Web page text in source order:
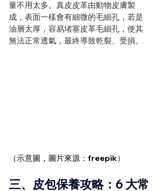
量不用太多。真皮皮革由動物皮膚製
成，表面一樣會有細微的毛細孔，若是
油層太厚，容易堵塞皮革毛細孔，使其
無法正常透氣，最終導致乾裂、受損。
（示意圖，圖片來源：freepik）
三、皮包保養攻略：6 大常